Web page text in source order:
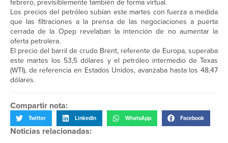
febrero, previsiblemente también de forma virtual.
Los precios del petróleo subían este martes con fuerza a medida
que las filtraciones a la prensa de las negociaciones a puerta
cerrada de la Opep revelaban la intención de no aumentar la
oferta petrolera.
El precio del barril de crudo Brent, referente de Europa, superaba
este martes los 53,5 dólares y el petróleo intermedio de Texas
(WTI), de referencia en Estados Unidos, avanzaba hasta los 48,47
dólares.
Compartir nota:
Twitter LinkedIn WhatsApp Facebook
Noticias relacionadas: